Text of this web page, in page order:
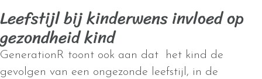
Leefstijl bij kinderwens invloed op
gezondheid kind
GenerationR toont ook aan dat het kind de
gevolgen van een ongezonde leefstijl, in de